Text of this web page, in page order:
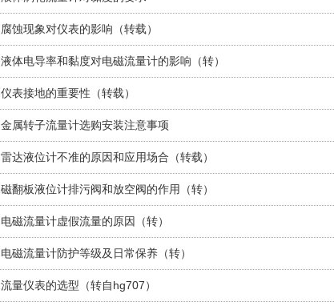
腐蚀现象对仪表的影响（转载）
液体电导率和黏度对电磁流量计的影响（转）
仪表接地的重要性（转载）
金属转子流量计选购安装注意事项
雷达液位计不准的原因和应用场合（转载）
磁翻板液位计排污阀和放空阀的作用（转）
电磁流量计虚假流量的原因（转）
电磁流量计防护等级及日常保养（转）
流量仪表的选型（转自hg707）